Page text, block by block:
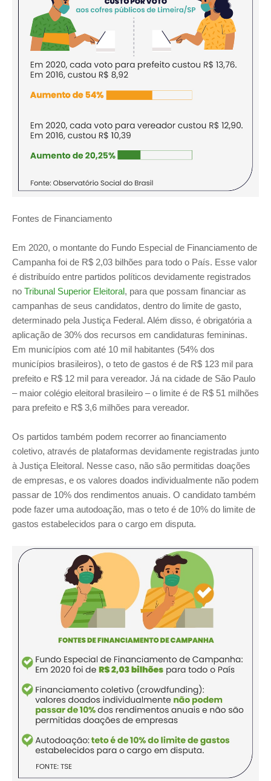
Fontes de Financiamento
Em 2020, o montante do Fundo Especial de Financiamento de
Campanha foi de R$ 2,03 bilhões para todo o País. Esse valor
é distribuído entre partidos políticos devidamente registrados
no Tribunal Superior Eleitoral, para que possam financiar as
campanhas de seus candidatos, dentro do limite de gasto,
determinado pela Justiça Federal. Além disso, é obrigatória a
aplicação de 30% dos recursos em candidaturas femininas.
Em municípios com até 10 mil habitantes (54% dos
municípios brasileiros), o teto de gastos é de R$ 123 mil para
prefeito e R$ 12 mil para vereador. Já na cidade de São Paulo
– maior colégio eleitoral brasileiro – o limite é de R$ 51 milhões
para prefeito e R$ 3,6 milhões para vereador.
Os partidos também podem recorrer ao financiamento
coletivo, através de plataformas devidamente registradas junto
à Justiça Eleitoral. Nesse caso, não são permitidas doações
de empresas, e os valores doados individualmente não podem
passar de 10% dos rendimentos anuais. O candidato também
pode fazer uma autodoação, mas o teto é de 10% do limite de
gastos estabelecidos para o cargo em disputa.